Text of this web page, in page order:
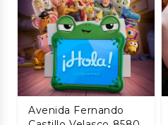
Avenida Fernando